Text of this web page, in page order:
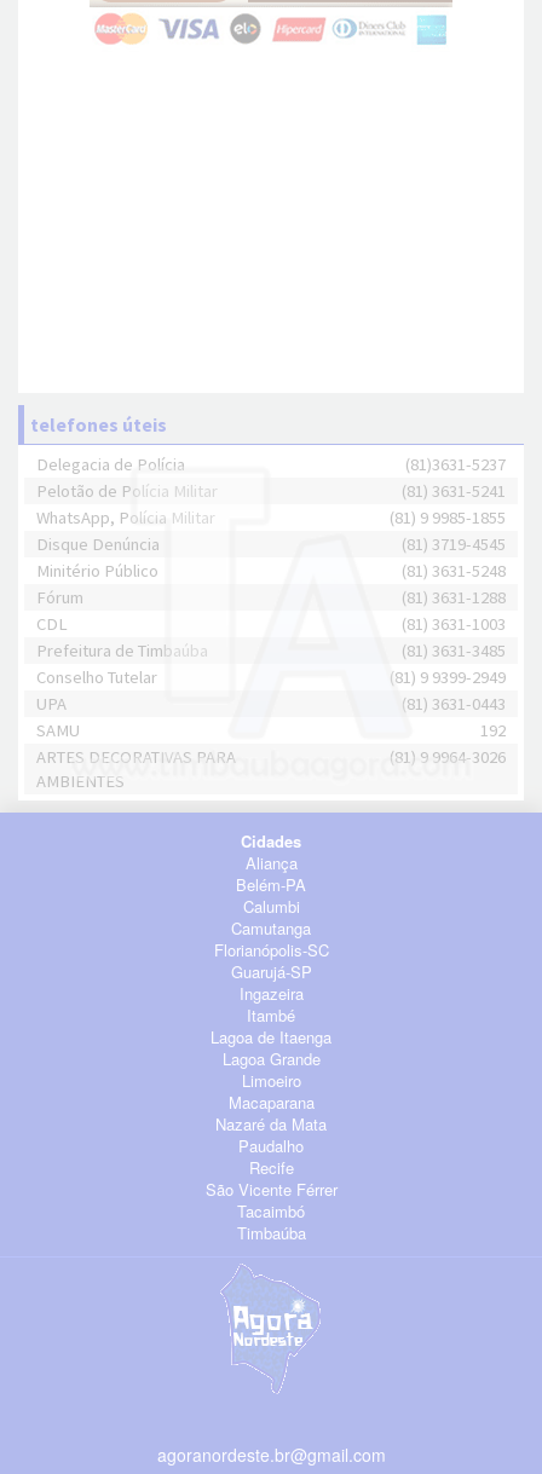
telefones úteis
Delegacia de Polícia
(81)3631-5237
Pelotão de Polícia Militar
(81) 3631-5241
WhatsApp, Polícia Militar
(81) 9 9985-1855
Disque Denúncia
(81) 3719-4545
Minitério Público
(81) 3631-5248
Fórum
(81) 3631-1288
CDL
(81) 3631-1003
Prefeitura de Timbaúba
(81) 3631-3485
Conselho Tutelar
(81) 9 9399-2949
UPA
(81) 3631-0443
SAMU
192
ARTES DECORATIVAS PARA
AMBIENTES
(81) 9 9964-3026
Cidades
Aliança
Belém-PA
Calumbi
Camutanga
Florianópolis-SC
Guarujá-SP
Ingazeira
Itambé
Lagoa de Itaenga
Lagoa Grande
Limoeiro
Macaparana
Nazaré da Mata
Paudalho
Recife
São Vicente Férrer
Tacaimbó
Timbaúba
agoranordeste.br@gmail.com